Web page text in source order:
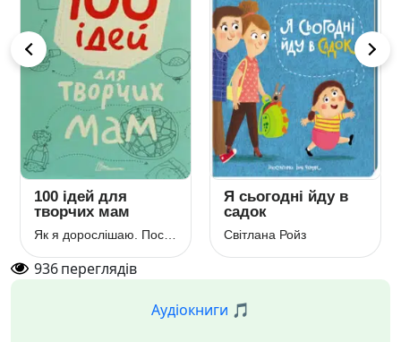
100 ідей для
творчих мам
Я сьогодні йду в
садок
Світлана Ройз
936переглядів
Аудіокниги 🎵